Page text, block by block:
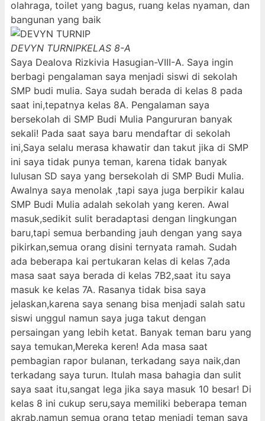
olahraga, toilet yang bagus, ruang kelas nyaman, dan
bangunan yang baik
DEVYN TURNIPKELAS 8-A
Saya Dealova Rizkivia Hasugian-VIII-A. Saya ingin
berbagi pengalaman saya menjadi siswi di sekolah
SMP budi mulia. Saya sudah berada di kelas 8 pada
saat ini,tepatnya kelas 8A. Pengalaman saya
bersekolah di SMP Budi Mulia Pangururan banyak
sekali! Pada saat saya baru mendaftar di sekolah
ini,Saya selalu merasa khawatir dan takut jika di SMP
ini saya tidak punya teman, karena tidak banyak
lulusan SD saya yang bersekolah di SMP Budi Mulia.
Awalnya saya menolak ,tapi saya juga berpikir kalau
SMP Budi Mulia adalah sekolah yang keren. Awal
masuk,sedikit sulit beradaptasi dengan lingkungan
baru,tapi semua berbanding jauh dengan yang saya
pikirkan,semua orang disini ternyata ramah. Sudah
ada beberapa kai pertukaran kelas di kelas 7,ada
masa saat saya berada di kelas 7B2,saat itu saya
masuk ke kelas 7A. Rasanya tidak bisa saya
jelaskan,karena saya senang bisa menjadi salah satu
siswi unggul namun saya juga takut dengan
persaingan yang lebih ketat. Banyak teman baru yang
saya temukan,Mereka keren! Ada masa saat
pembagian rapor bulanan, terkadang saya naik,dan
terkadang saya turun. Itulah masa bahagia dan sulit
saya saat itu,sangat lega jika saya masuk 10 besar! Di
kelas 8 ini cukup seru,saya memiliki beberapa teman
akrab,namun semua orang tetap menjadi teman saya